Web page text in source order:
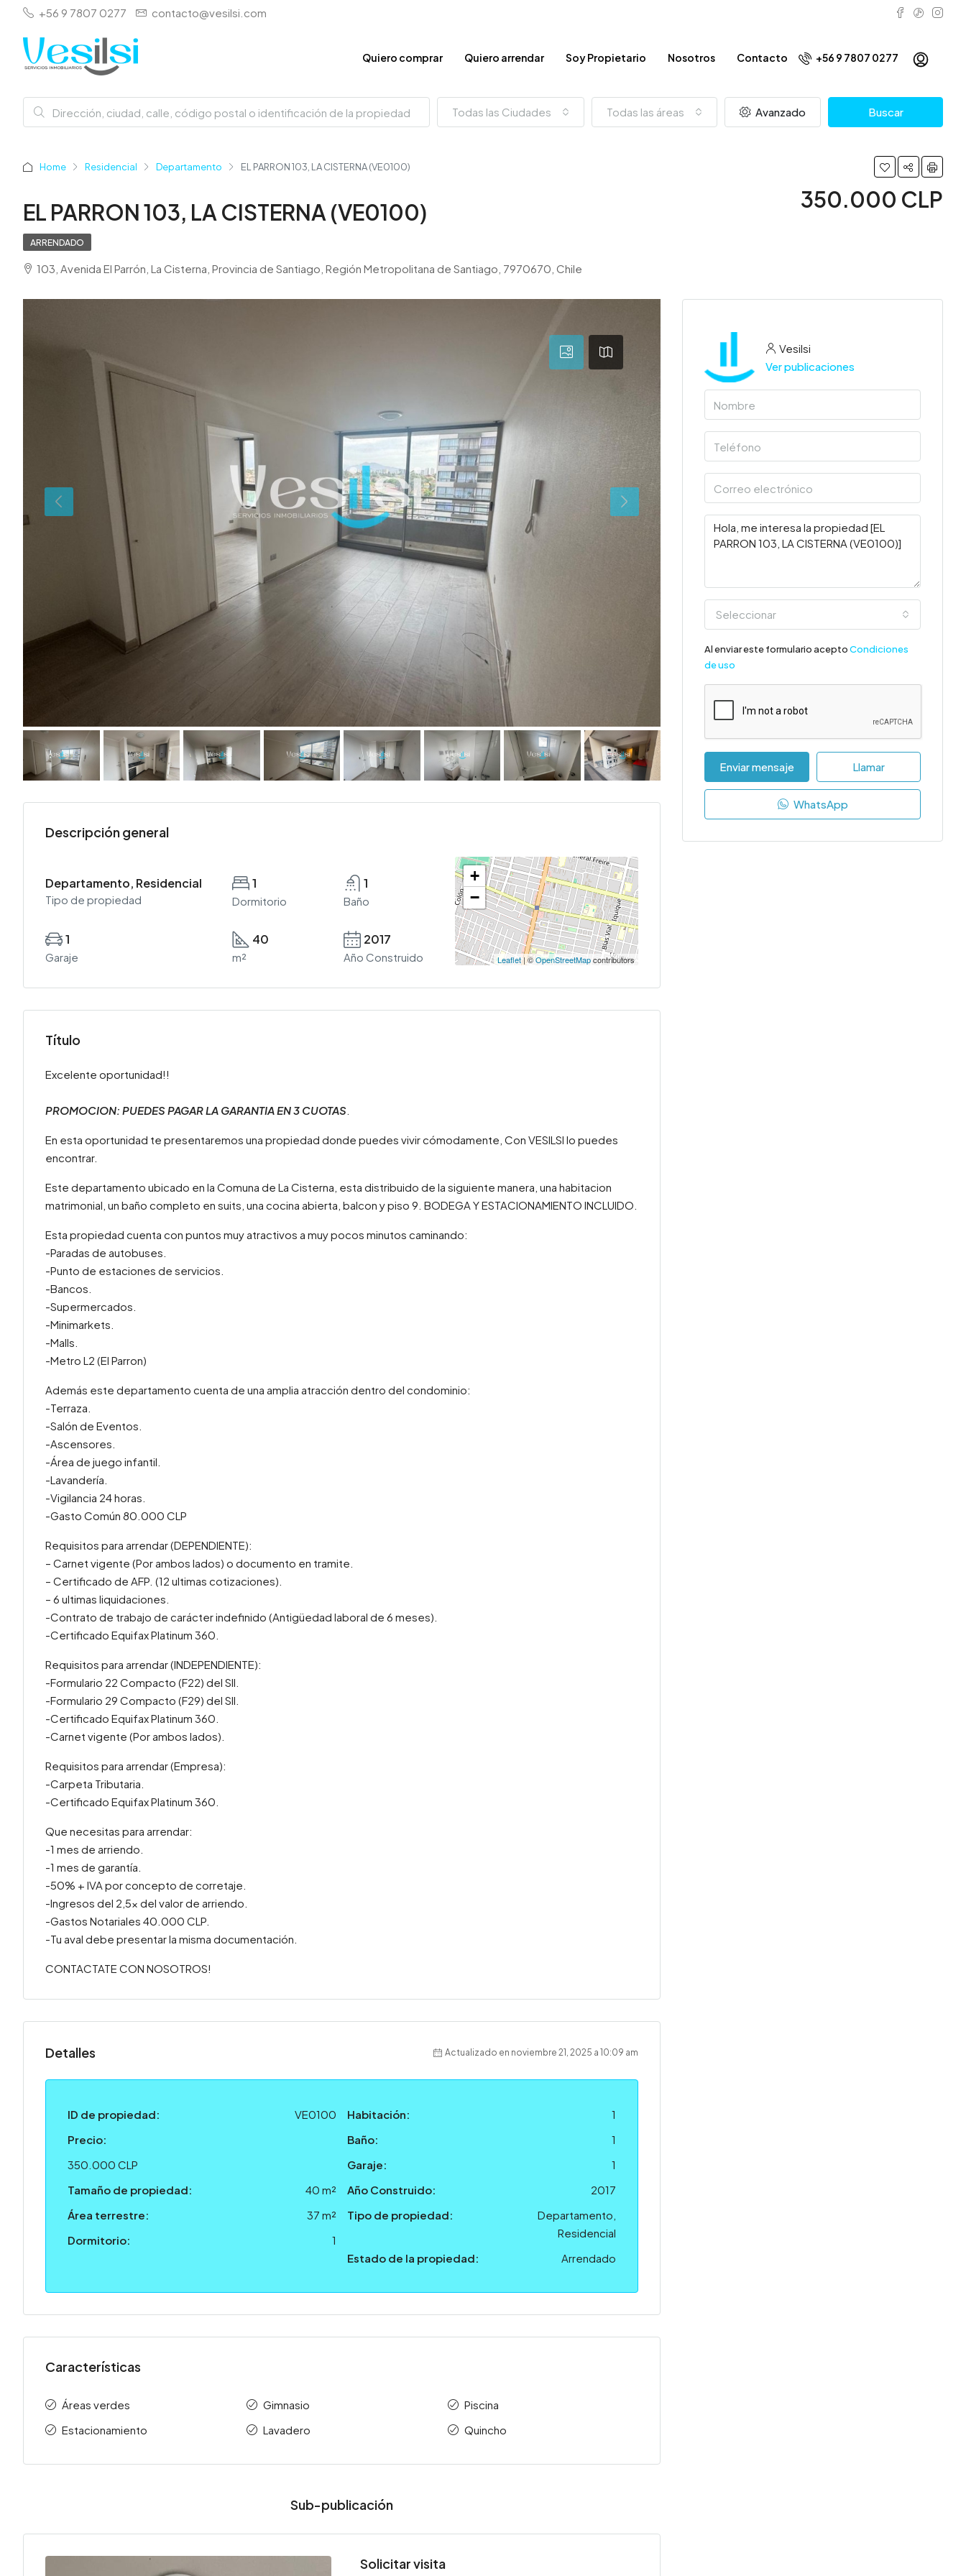
+56 9 7807 0277 contacto@vesilsi.com
Quiero comprar Quiero arrendar Soy Propietario Nosotros Contacto +56 9 7807 0277
Todas las Ciudades Todas las áreas Avanzado Buscar
Home Residencial Departamento EL PARRON 103, LA CISTERNA (VE0100)
EL PARRON 103, LA CISTERNA (VE0100) 350.000 CLP
ARRENDADO
103, Avenida El Parrón, La Cisterna, Provincia de Santiago, Región Metropolitana de Santiago, 7970670, Chile
Descripción general
Departamento, Residencial
Tipo de propiedad
1
Dormitorio
1
Baño
1
Garaje
40
m²
2017
Año Construido
+
−
Leaflet| ©OpenStreetMapcontributors
Título
Excelente oportunidad!!
PROMOCION: PUEDES PAGAR LA GARANTIA EN 3 CUOTAS
En esta oportunidad te presentaremos una propiedad donde puedes vivir cómodamente, Con VESILSI lo puedes
encontrar.
Este departamento ubicado en la Comuna de La Cisterna, esta distribuido de la siguiente manera, una habitacion
matrimonial, un baño completo en suits, una cocina abierta, balcon y piso 9. BODEGA Y ESTACIONAMIENTO INCLUIDO.
Esta propiedad cuenta con puntos muy atractivos a muy pocos minutos caminando:
-Paradas de autobuses.
-Punto de estaciones de servicios.
-Bancos.
-Supermercados.
-Minimarkets.
-Malls.
-Metro L2 (El Parron)
Además este departamento cuenta de una amplia atracción dentro del condominio:
-Terraza.
-Salón de Eventos.
-Ascensores.
-Área de juego infantil.
-Lavandería.
-Vigilancia 24 horas.
-Gasto Común 80.000 CLP
Requisitos para arrendar (DEPENDIENTE):
– Carnet vigente (Por ambos lados) o documento en tramite.
– Certificado de AFP. (12 ultimas cotizaciones).
– 6 ultimas liquidaciones.
-Contrato de trabajo de carácter indefinido (Antigüedad laboral de 6 meses).
-Certificado Equifax Platinum 360.
Requisitos para arrendar (INDEPENDIENTE):
-Formulario 22 Compacto (F22) del SII.
-Formulario 29 Compacto (F29) del SII.
-Certificado Equifax Platinum 360.
-Carnet vigente (Por ambos lados).
Requisitos para arrendar (Empresa):
-Carpeta Tributaria.
-Certificado Equifax Platinum 360.
Que necesitas para arrendar:
-1 mes de arriendo.
-1 mes de garantía.
-50% + IVA por concepto de corretaje.
-Ingresos del 2,5x del valor de arriendo.
-Gastos Notariales 40.000 CLP.
-Tu aval debe presentar la misma documentación.
CONTACTATE CON NOSOTROS!
Detalles Actualizado en noviembre 21, 2025 a 10:09 am
ID de propiedad:
VE0100
Precio:
350.000 CLP
Tamaño de propiedad:
40 m²
Área terrestre:
37 m²
Dormitorio:
1
Habitación:
1
Baño:
1
Garaje:
1
Año Construido:
2017
Tipo de propiedad:
Departamento,
Residencial
Estado de la propiedad:
Arrendado
Características
Áreas verdes
Estacionamiento
Gimnasio
Lavadero
Piscina
Quincho
Sub-publicación
Solicitar visita
Vesilsi
Ver publicaciones
Seleccionar
Al enviar este formulario aceptoCondiciones
de uso
Enviar mensaje Llamar
WhatsApp